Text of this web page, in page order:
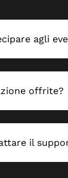
agli
offrite?
il